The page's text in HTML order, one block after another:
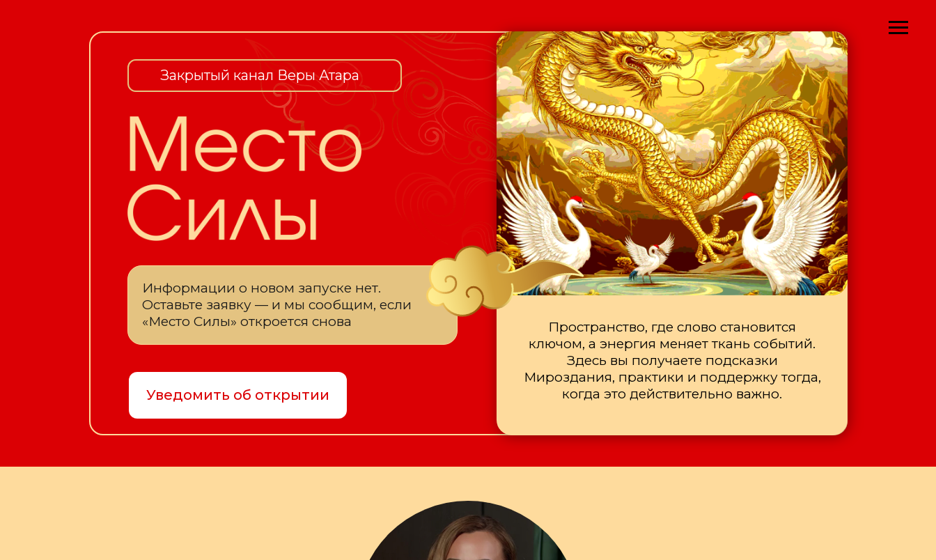
Пространство, где слово становится
ключом, а энергия меняет ткань событий.
Здесь вы получаете подсказки
Мироздания, практики и поддержку тогда,
когда это действительно важно.
Информации о новом запуске нет.
Оставьте заявку — и мы сообщим, если
«Место Силы» откроется снова
Закрытый канал Веры Атара
Уведомить об открытии